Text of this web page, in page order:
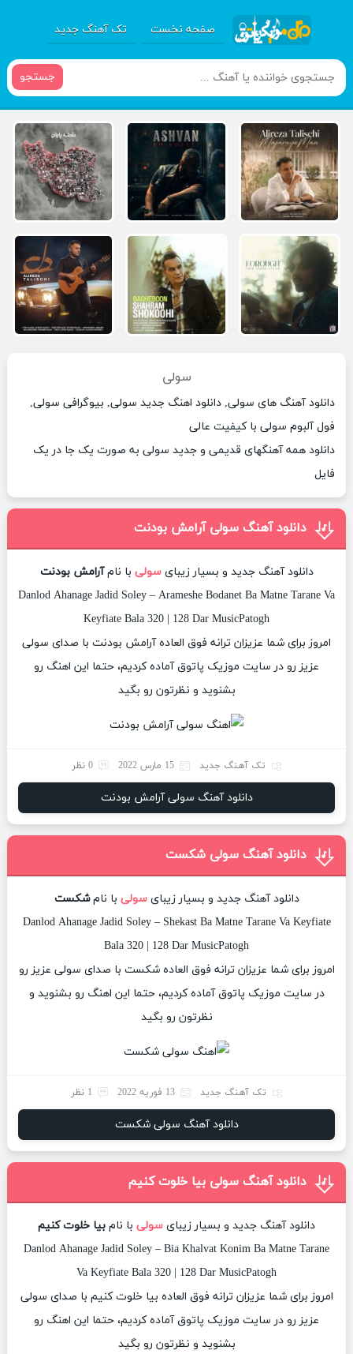
صفحه نخست تک آهنگ جدید
جستجو
سولی
دانلود آهنگ های سولی, دانلود اهنگ جدید سولی, بیوگرافی سولی,
فول آلبوم سولی با کیفیت عالی
دانلود همه آهنگهای قدیمی و جدید سولی به صورت یک جا در یک
فایل
دانلود آهنگ سولی آرامش بودنت
دانلود آهنگ جدید و بسیار زیبایسولی با نامآرامش بودنت
Danlod Ahanage Jadid Soley – Arameshe Bodanet Ba Matne Tarane Va
Keyfiate Bala 320 | 128 Dar MusicPatogh
امروز برای شما عزیزان ترانه فوق العاده آرامش بودنت با صدای سولی
عزیز رو در سایت موزیک پاتوق آماده کردیم، حتما این اهنگ رو
بشنوید و نظرتون رو بگید
تک آهنگ جدید 15 مارس 2022 0 نظر
دانلود آهنگ سولی آرامش بودنت
دانلود آهنگ سولی شکست
دانلود آهنگ جدید و بسیار زیبایسولی با نامشکست
Danlod Ahanage Jadid Soley – Shekast Ba Matne Tarane Va Keyfiate
Bala 320 | 128 Dar MusicPatogh
امروز برای شما عزیزان ترانه فوق العاده شکست با صدای سولی عزیز رو
در سایت موزیک پاتوق آماده کردیم، حتما این اهنگ رو بشنوید و
نظرتون رو بگید
تک آهنگ جدید 13 فوریه 2022 1 نظر
دانلود آهنگ سولی شکست
دانلود آهنگ سولی بیا خلوت کنیم
دانلود آهنگ جدید و بسیار زیبای سولی با نام بیا خلوت کنیم
Danlod Ahanage Jadid Soley – Bia Khalvat Konim Ba Matne Tarane
Va Keyfiate Bala 320 | 128 Dar MusicPatogh
امروز برای شما عزیزان ترانه فوق العاده بیا خلوت کنیم با صدای سولی
عزیز رو در سایت موزیک پاتوق آماده کردیم، حتما این اهنگ رو
بشنوید و نظرتون رو بگید